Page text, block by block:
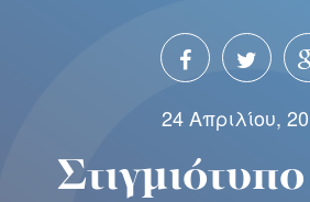
24 Απριλίου,